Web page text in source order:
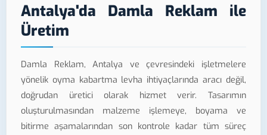
Antalya'da Damla Reklam ile
Üretim
Damla Reklam, Antalya ve çevresindeki işletmelere
yönelik oyma kabartma levha ihtiyaçlarında aracı değil,
doğrudan üretici olarak hizmet verir. Tasarımın
oluşturulmasından malzeme işlemeye, boyama ve
bitirme aşamalarından son kontrole kadar tüm süreç